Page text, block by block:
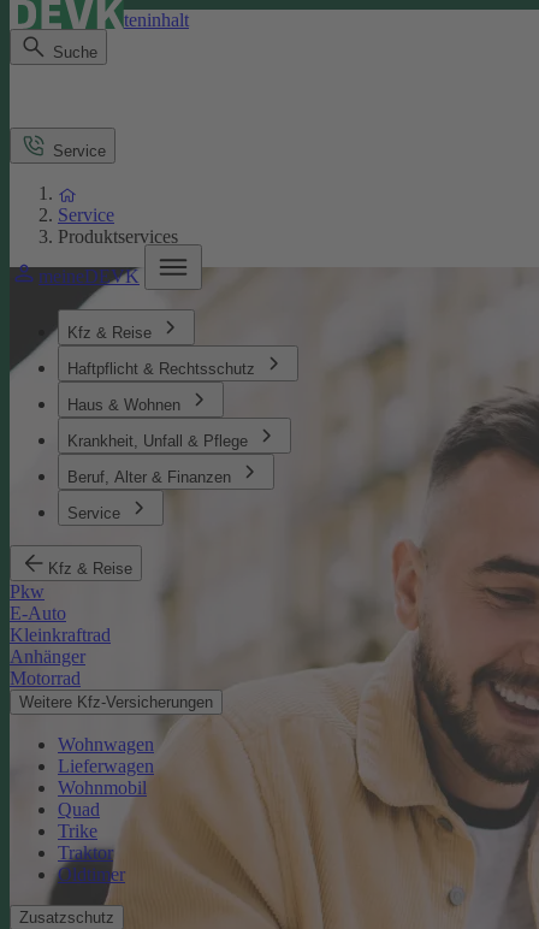
Direkt zum Seiteninhalt
Suche
meineDEVK
Kfz & Reise
Haftpflicht & Rechtsschutz
Haus & Wohnen
Krankheit, Unfall & Pflege
Beruf, Alter & Finanzen
Service
Kfz & Reise
Pkw
E-Auto
Kleinkraftrad
Anhänger
Motorrad
Weitere Kfz-Versicherungen
Wohnwagen
Lieferwagen
Wohnmobil
Quad
Trike
Traktor
Oldtimer
Zusatzschutz
Service
Service
Produktservices